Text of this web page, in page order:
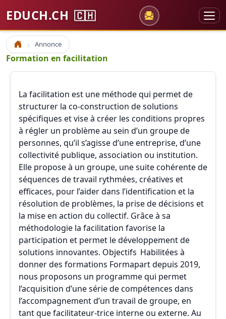
EDUCH.CH 🇨🇭
Accueil Annonce
Formation en facilitation
La facilitation est une méthode qui permet de
structurer la co-construction de solutions
spécifiques et vise à créer les conditions propres
à régler un problème au sein d’un groupe de
personnes, qu’il s’agisse d’une entreprise, d’une
collectivité publique, association ou institution.
Elle propose à un groupe, une suite cohérente de
séquences de travail rythmées, créatives et
efficaces, pour l’aider dans l’identification et la
résolution de problèmes, la prise de décisions et
la mise en action du collectif. Grâce à sa
méthodologie la facilitation favorise la
participation et permet le développement de
solutions innovantes. Objectifs Habilitées à
donner des formations Formapart depuis 2019,
nous proposons un programme qui permet
l’acquisition d’une série de compétences dans
l’accompagnement d’un travail de groupe, en
tant que facilitateur-trice interne ou externe. Au